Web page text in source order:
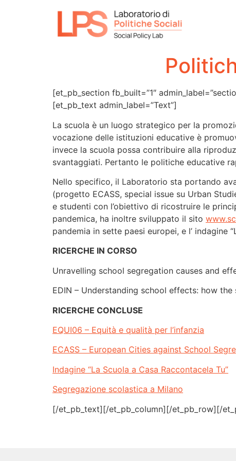
[et_pb_section fb_built=”1″
[et_pb_text admin_label=”Text”]
La scuola è un luogo strategico per la
vocazione delle istituzioni educative è
invece la scuola possa contribuire alla
svantaggiati. Pertanto le politiche educative
Nello specifico, il Laboratorio sta portando
(progetto ECASS, special issue su Urban
e studenti con l’obiettivo di ricostruire le
pandemica, ha inoltre sviluppato il sito
pandemia in sette paesi europei, e l’ indagine
RICERCHE IN CORSO
Unravelling school segregation causes and
EDIN – Understanding school effects: how
RICERCHE CONCLUSE
EQUI06 – Equità e qualità per l’infanzia
ECASS – European Cities against School
Indagine “La Scuola a Casa Raccontacela Tu”
Segregazione scolastica a Milano
[/et_pb_text][/et_pb_column][/et_pb_row][/